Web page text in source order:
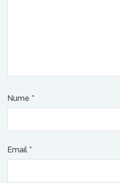
Nume *
Email *